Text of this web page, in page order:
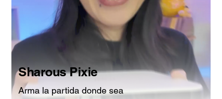
Sharous Pixie
Arma la partida donde sea